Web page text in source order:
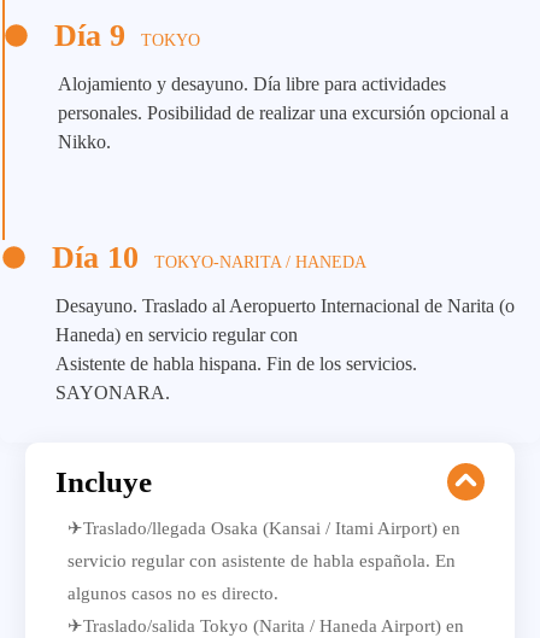
Día 9 TOKYO
Alojamiento y desayuno. Día libre para actividades
personales. Posibilidad de realizar una excursión opcional a
Nikko.
Día 10 TOKYO-NARITA / HANEDA
Desayuno. Traslado al Aeropuerto Internacional de Narita (o
Haneda) en servicio regular con
Asistente de habla hispana. Fin de los servicios.
SAYONARA.
Incluye
✈Traslado/llegada Osaka (Kansai / Itami Airport) en
servicio regular con asistente de habla española. En
algunos casos no es directo.
✈Traslado/salida Tokyo (Narita / Haneda Airport) en